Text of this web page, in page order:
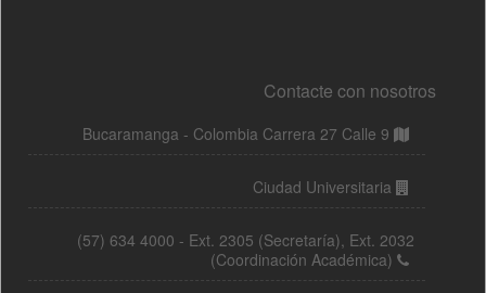
Contacte con nosotros
Bucaramanga - Colombia Carrera 27 Calle 9
Ciudad Universitaria
(57) 634 4000 - Ext. 2305 (Secretaría), Ext. 2032
(Coordinación Académica)